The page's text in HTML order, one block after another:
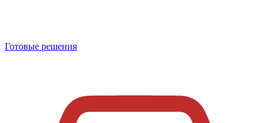
Готовые решения